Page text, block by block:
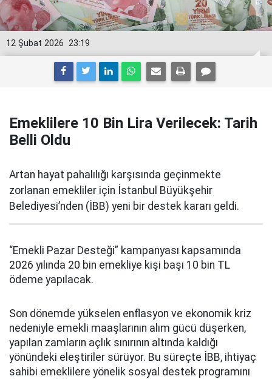
23:19
12 Şubat 2026
Emeklilere 10 Bin Lira Verilecek: Tarih
Belli Oldu
Artan hayat pahalılığı karşısında geçinmekte
zorlanan emekliler için İstanbul Büyükşehir
Belediyesi’nden (İBB) yeni bir destek kararı geldi.
“Emekli Pazar Desteği” kampanyası kapsamında
2026 yılında 20 bin emekliye kişi başı 10 bin TL
ödeme yapılacak.
Son dönemde yükselen enflasyon ve ekonomik kriz
nedeniyle emekli maaşlarının alım gücü düşerken,
yapılan zamların açlık sınırının altında kaldığı
yönündeki eleştiriler sürüyor. Bu süreçte İBB, ihtiyaç
sahibi emeklilere yönelik sosyal destek programını